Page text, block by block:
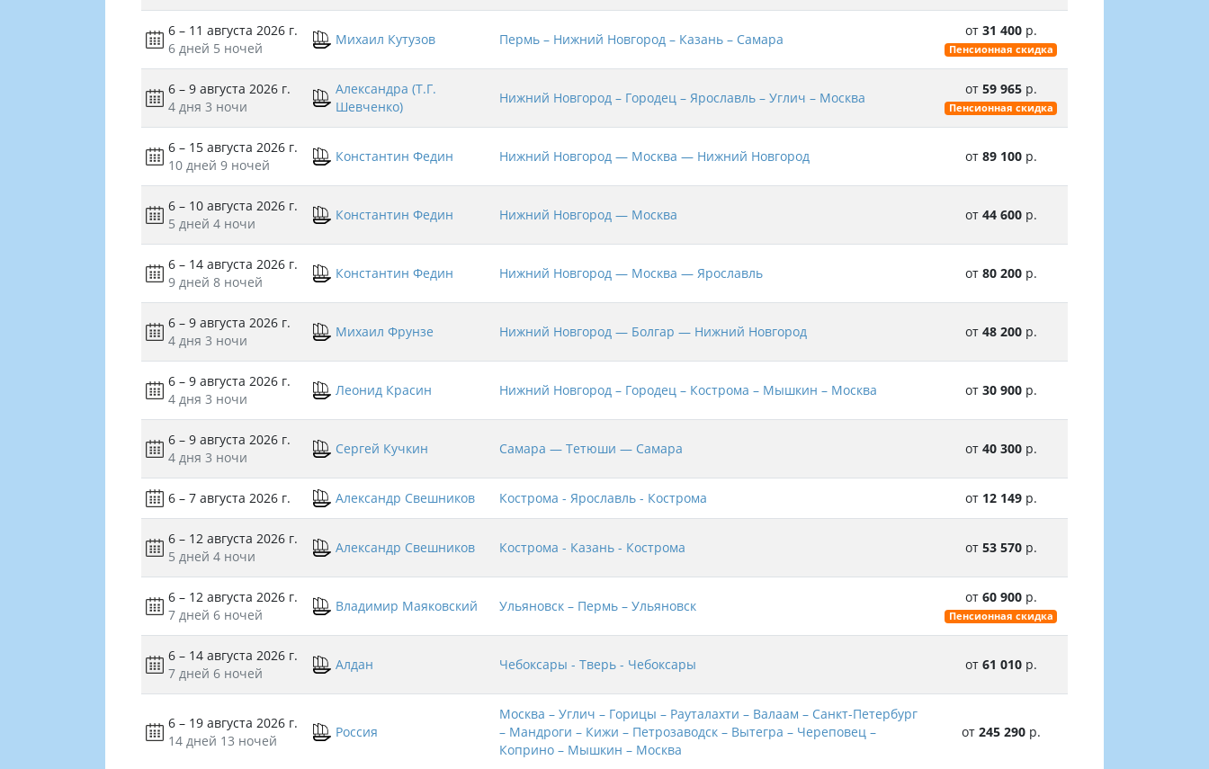
6 – 11 августа 2026 г.
6 дней 5 ночей
Михаил Кутузов Пермь – Нижний Новгород – Казань – Самара
от 31 400р.
Пенсионная скидка
6 – 9 августа 2026 г.
4 дня 3 ночи
Александра (Т.Г.
Шевченко)
Нижний Новгород – Городец – Ярославль – Углич – Москва
от 59 965р.
Пенсионная скидка
6 – 15 августа 2026 г.
10 дней 9 ночей
Константин Федин Нижний Новгород — Москва — Нижний Новгород от 89 100р.
6 – 10 августа 2026 г.
5 дней 4 ночи
Константин Федин Нижний Новгород — Москва от 44 600р.
6 – 14 августа 2026 г.
9 дней 8 ночей
Константин Федин Нижний Новгород — Москва — Ярославль от 80 200р.
6 – 9 августа 2026 г.
4 дня 3 ночи
Михаил Фрунзе Нижний Новгород — Болгар — Нижний Новгород от 48 200р.
6 – 9 августа 2026 г.
4 дня 3 ночи
Леонид Красин Нижний Новгород – Городец – Кострома – Мышкин – Москва от 30 900р.
6 – 9 августа 2026 г.
4 дня 3 ночи
Сергей Кучкин Самара — Тетюши — Самара от 40 300р.
6 – 7 августа 2026 г. Александр Свешников Кострома - Ярославль - Кострома от 12 149р.
6 – 12 августа 2026 г.
5 дней 4 ночи
Александр Свешников Кострома - Казань - Кострома от 53 570р.
6 – 12 августа 2026 г.
7 дней 6 ночей
Владимир Маяковский Ульяновск – Пермь – Ульяновск
от 60 900р.
Пенсионная скидка
6 – 14 августа 2026 г.
7 дней 6 ночей
Алдан Чебоксары - Тверь - Чебоксары от 61 010р.
6 – 19 августа 2026 г.
14 дней 13 ночей
Россия
Москва – Углич – Горицы – Рауталахти – Валаам – Санкт-Петербург
– Мандроги – Кижи – Петрозаводск – Вытегра – Череповец –
Коприно – Мышкин – Москва
от 245 290р.